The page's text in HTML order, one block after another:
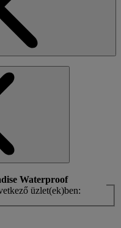
Waterproof
üzlet(ek)ben: